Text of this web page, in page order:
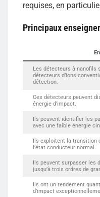
requises, en
Principaux
Les détecteurs à nanofils
détecteurs d’ions
détection.
Ces détecteurs peuvent
énergie d’impact.
Ils peuvent identifier les
avec une faible énergie
Ils exploitent la transition
l’état conducteur normal.
Ils peuvent surpasser les
jusqu’à trois ordres de
Ils ont un rendement
d’impact